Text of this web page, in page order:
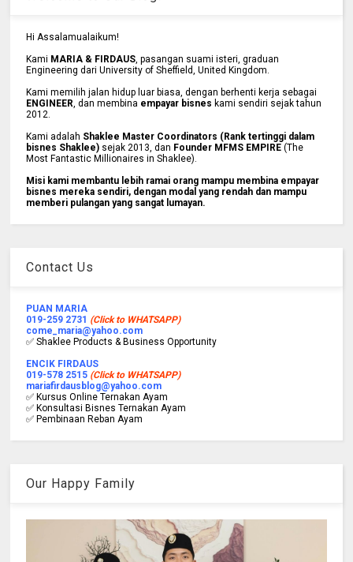
Hi Assalamualaikum!
Kami MARIA & FIRDAUS, pasangan suami isteri, graduan
Engineering dari University of Sheffield, United Kingdom.
Kami memilih jalan hidup luar biasa, dengan berhenti kerja sebagai
ENGINEER, dan membina empayar bisnes kami sendiri sejak tahun
2012.
Kami adalah Shaklee Master Coordinators (Rank tertinggi dalam
bisnes Shaklee) sejak 2013, dan Founder MFMS EMPIRE (The
Most Fantastic Millionaires in Shaklee).
Misi kami membantu lebih ramai orang mampu membina empayar
bisnes mereka sendiri, dengan modal yang rendah dan mampu
memberi pulangan yang sangat lumayan.
Contact Us
PUAN MARIA
019-259 2731 (Click to WHATSAPP)
come_maria@yahoo.com
✅ Shaklee Products & Business Opportunity
ENCIK FIRDAUS
019-578 2515 (Click to WHATSAPP)
mariafirdausblog@yahoo.com
✅ Kursus Online Ternakan Ayam
✅ Konsultasi Bisnes Ternakan Ayam
✅ Pembinaan Reban Ayam
Our Happy Family